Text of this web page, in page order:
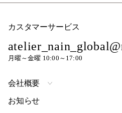
カスタマーサービス
月曜～金曜 10:00～17:00
会社概要
お知らせ